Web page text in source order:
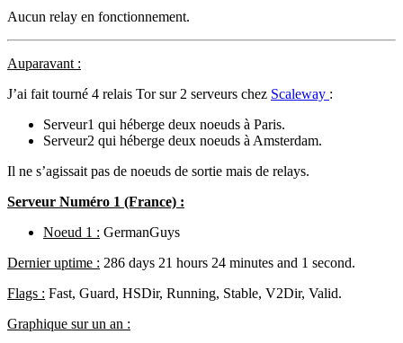
Aucun relay en fonctionnement.
Auparavant :
J’ai fait tourné 4 relais Tor sur 2 serveurs chez Scaleway :
Serveur1 qui héberge deux noeuds à Paris.
Serveur2 qui héberge deux noeuds à Amsterdam.
Il ne s’agissait pas de noeuds de sortie mais de relays.
Serveur Numéro 1 (France) :
Noeud 1 : GermanGuys
Dernier uptime : 286 days 21 hours 24 minutes and 1 second.
Flags : Fast, Guard, HSDir, Running, Stable, V2Dir, Valid.
Graphique sur un an :